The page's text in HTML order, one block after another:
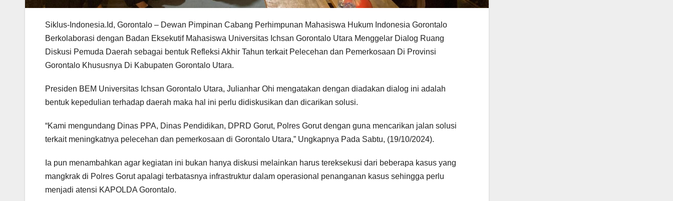
Siklus-Indonesia.Id, Gorontalo – Dewan Pimpinan Cabang Perhimpunan Mahasiswa Hukum Indonesia Gorontalo
Berkolaborasi dengan Badan Eksekutif Mahasiswa Universitas Ichsan Gorontalo Utara Menggelar Dialog Ruang
Diskusi Pemuda Daerah sebagai bentuk Refleksi Akhir Tahun terkait Pelecehan dan Pemerkosaan Di Provinsi
Gorontalo Khususnya Di Kabupaten Gorontalo Utara.
Presiden BEM Universitas Ichsan Gorontalo Utara, Julianhar Ohi mengatakan dengan diadakan dialog ini adalah
bentuk kepedulian terhadap daerah maka hal ini perlu didiskusikan dan dicarikan solusi.
“Kami mengundang Dinas PPA, Dinas Pendidikan, DPRD Gorut, Polres Gorut dengan guna mencarikan jalan solusi
terkait meningkatnya pelecehan dan pemerkosaan di Gorontalo Utara,” Ungkapnya Pada Sabtu, (19/10/2024).
Ia pun menambahkan agar kegiatan ini bukan hanya diskusi melainkan harus tereksekusi dari beberapa kasus yang
mangkrak di Polres Gorut apalagi terbatasnya infrastruktur dalam operasional penanganan kasus sehingga perlu
menjadi atensi KAPOLDA Gorontalo.